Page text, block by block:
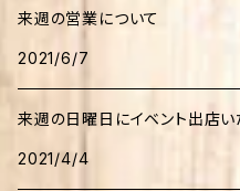
来週の営業について
2021/6/7
来週の日曜日にイベント出店い
2021/4/4